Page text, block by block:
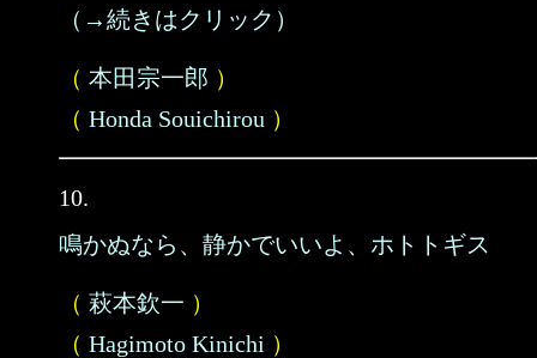
（→続きはクリック）
（ 本田宗一郎 ）
（ Honda Souichirou ）
10.
鳴かぬなら、静かでいいよ、ホトトギス
（ 萩本欽一 ）
（ Hagimoto Kinichi ）